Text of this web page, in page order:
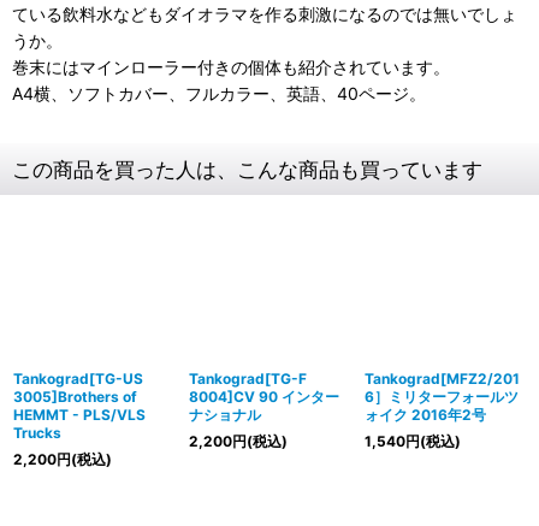
ている飲料水などもダイオラマを作る刺激になるのでは無いでしょ
うか。
巻末にはマインローラー付きの個体も紹介されています。
A4横、ソフトカバー、フルカラー、英語、40ページ。
この商品を買った人は、こんな商品も買っています
Tankograd[TG-US
3005]Brothers of
HEMMT - PLS/VLS
Trucks
2,200円(税込)
Tankograd[TG-F
8004]CV 90 インター
ナショナル
2,200円(税込)
Tankograd[MFZ2/201
6］ミリターフォールツ
ォイク 2016年2号
1,540円(税込)